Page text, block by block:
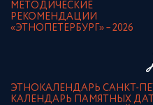
МЕТОДИЧЕСКИЕ
РЕКОМЕНДАЦИИ
«ЭТНОПЕТЕРБУРГ» – 2026
ЭТНОКАЛЕНДАРЬ САНКТ-
КАЛЕНДАРЬ ПАМЯТНЫХ